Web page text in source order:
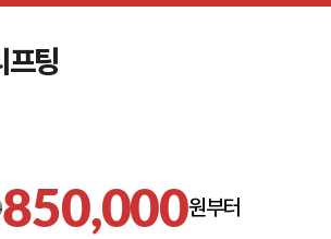
프팅
850,000원부터